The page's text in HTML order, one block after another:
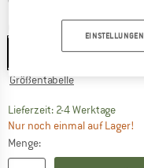
XXS/XS - 48-51 cm
Größentabelle
Lieferzeit: 2-4 WerktageDer
Nur noch einmal auf Lager!
Menge:
EINSTELLUNGEN